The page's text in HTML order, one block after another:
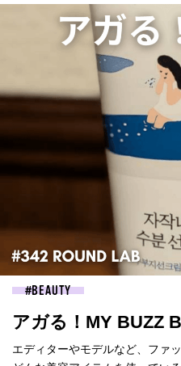
BEAUTY
アガる！MY BUZZ
エディターやモデルなど、ファ